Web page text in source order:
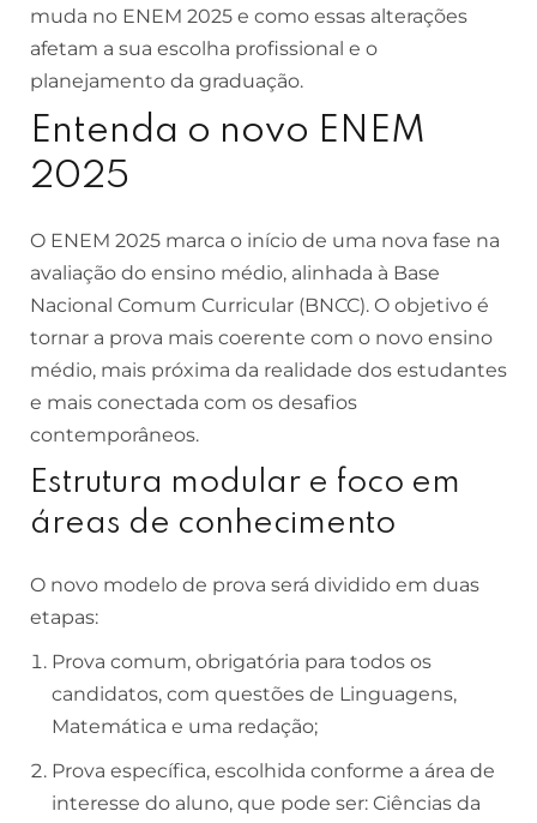
muda no ENEM 2025 e como essas alterações
afetam a sua escolha profissional e o
planejamento da graduação.
Entenda o novo ENEM
2025
O ENEM 2025 marca o início de uma nova fase na
avaliação do ensino médio, alinhada à Base
Nacional Comum Curricular (BNCC). O objetivo é
tornar a prova mais coerente com o novo ensino
médio, mais próxima da realidade dos estudantes
e mais conectada com os desafios
contemporâneos.
Estrutura modular e foco em
áreas de conhecimento
O novo modelo de prova será dividido em duas
etapas:
Prova comum, obrigatória para todos os
candidatos, com questões de Linguagens,
Matemática e uma redação;
Prova específica, escolhida conforme a área de
interesse do aluno, que pode ser: Ciências da